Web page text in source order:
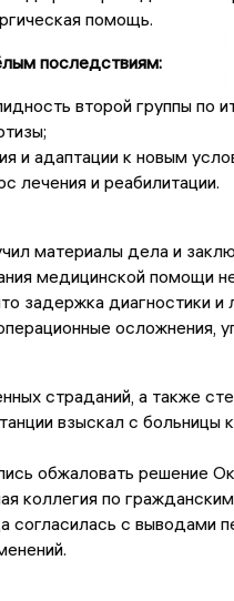
помощь.
последствиям:
второй группы по
и адаптации к новым
лечения и реабилитации.
материалы дела и
медицинской помощи
задержка диагностики и
осложнения,
страданий, а также
взыскал с больницы
обжаловать решение
коллегия по
с выводами